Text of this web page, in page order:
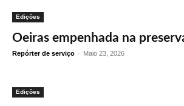
Edições
Oeiras empenhada na
Repórter de serviço - Maio 23, 2026
Edições